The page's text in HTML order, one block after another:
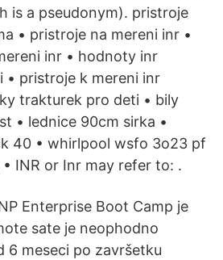
is a pseudonym). pristroje
• pristroje na mereni inr •
inr • hodnoty inr
• pristroje k mereni inr
trakturek pro deti • bily
• lednice 90cm sirka •
40 • whirlpool wsfo 3o23 pf
INR or Inr may refer to: .
Enterprise Boot Camp je
sate je neophodno
6 meseci po završetku